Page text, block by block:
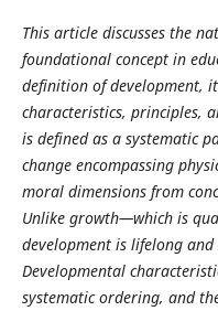
This article discusses the
foundational concept in
definition of development,
characteristics, principles,
is defined as a systematic
change encompassing
moral dimensions from
Unlike growth—which is
development is lifelong
Developmental
systematic ordering, and